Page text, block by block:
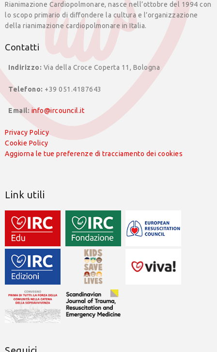
Rianimazione Cardiopolmonare, nasce nell’ottobre del 1994 con
lo scopo primario di diffondere la cultura e l’organizzazione
della rianimazione cardiopolmonare in Italia.
Contatti
Indirizzo: Via della Croce Coperta 11, Bologna
Telefono: +39 051.4187643
Email: info@ircouncil.it
Privacy Policy
Cookie Policy
Aggiorna le tue preferenze di tracciamento dei cookies
Link utili